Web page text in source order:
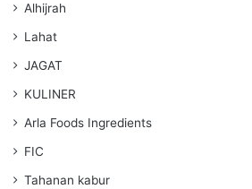
Alhijrah
Lahat
JAGAT
KULINER
Arla Foods Ingredients
FIC
Tahanan kabur